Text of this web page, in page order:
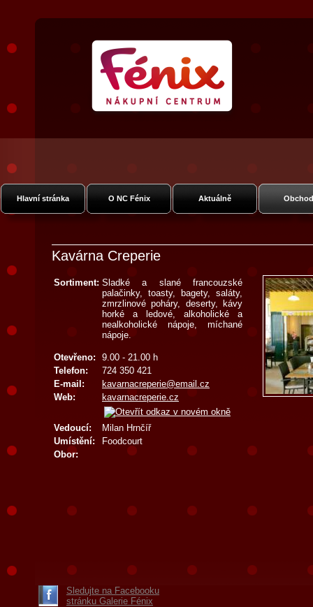
Nákupní Galerie Fénix
Vysočanská
Hlavní stránka O NC Fénix Aktuálně
Kavárna Creperie
Sortiment: Sladké a slané francouzské
palačinky, toasty, bagety, saláty,
zmrzlinové poháry, deserty, kávy
horké a ledové, alkoholické a
nealkoholické nápoje, míchané
nápoje.
Otevřeno:
9.00 - 21.00 h
Telefon:
724 350 421
E-mail:
kavarnacreperie@email.cz
Web:
kavarnacreperie.cz
Vedoucí:
Milan Hrnčíř
Umístění:
Foodcourt
Obor:
Sledujte na Facebooku
stránku Galerie Fénix